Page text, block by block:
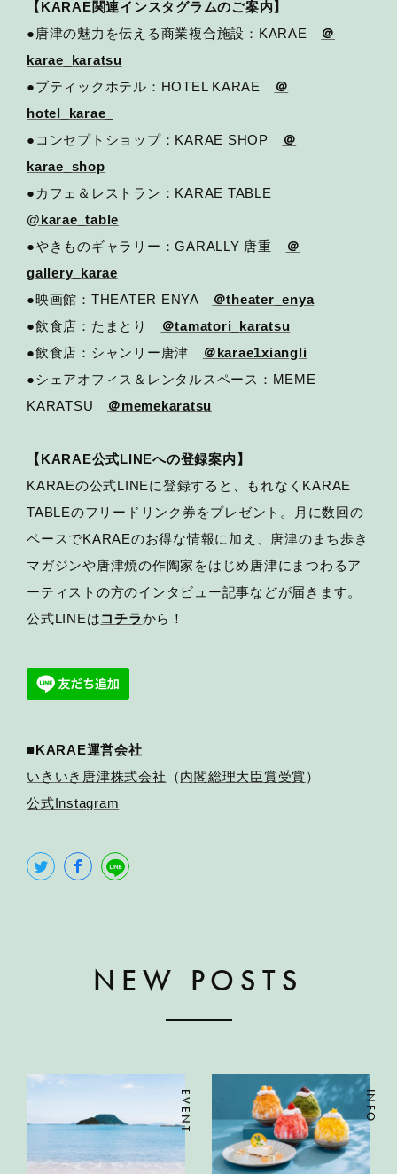
【KARAE関連インスタグラムのご案内】
●唐津の魅力を伝える商業複合施設：KARAE
＠
karae_karatsu
●ブティックホテル：HOTEL KARAE
＠
hotel_karae_
●コンセプトショップ：KARAE SHOP
＠
karae_shop
●カフェ＆レストラン：KARAE TABLE
@karae_table
●やきものギャラリー：GARALLY 唐重
＠
gallery_karae
●映画館：THEATER ENYA
＠theater_enya
●飲食店：たまとり
＠tamatori_karatsu
●飲食店：シャンリー唐津
＠karae1xiangli
●シェアオフィス＆レンタルスペース：MEME
KARATSU
＠memekaratsu
【KARAE公式LINEへの登録案内】
KARAEの公式LINEに登録すると、もれなくKARAE
TABLEのフリードリンク券をプレゼント。月に数回の
ペースでKARAEのお得な情報に加え、唐津のまち歩き
マガジンや唐津焼の作陶家をはじめ唐津にまつわるア
ーティストの方のインタビュー記事などが届きます。
公式LINEはコチラから！
■KARAE運営会社
いきいき唐津株式会社 （内閣総理大臣賞受賞）
公式Instagram
NEW POSTS
EVENT INFO